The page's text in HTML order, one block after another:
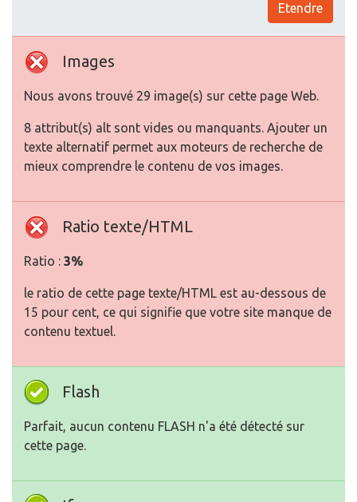
Etendre
Images
Nous avons trouvé 29 image(s) sur cette page Web.
8 attribut(s) alt sont vides ou manquants. Ajouter un
texte alternatif permet aux moteurs de recherche de
mieux comprendre le contenu de vos images.
Ratio texte/HTML
Ratio : 3%
le ratio de cette page texte/HTML est au-dessous de
15 pour cent, ce qui signifie que votre site manque de
contenu textuel.
Flash
Parfait, aucun contenu FLASH n'a été détecté sur
cette page.